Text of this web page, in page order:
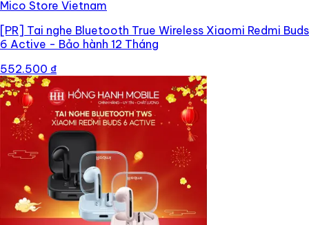
Mico Store Vietnam
[PR] Tai nghe Bluetooth True Wireless Xiaomi Redmi Buds
6 Active - Bảo hành 12 Tháng
552.500 ₫